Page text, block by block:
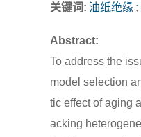
关键词: 油纸绝缘 ;
Abstract:
To address the
model selection
tic effect of aging
acking